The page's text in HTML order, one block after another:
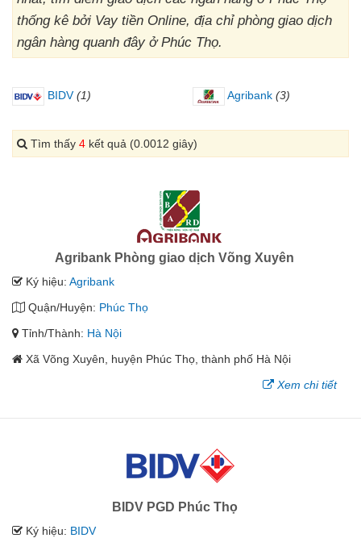
thống kê bởi Vay tiền Online, địa chỉ phòng giao dịch
ngân hàng quanh đây ở Phúc Thọ.
BIDV (1) Agribank (3)
Tìm thấy 4 kết quả (0.0012 giây)
Agribank Phòng giao dịch Võng Xuyên
Ký hiệu: Agribank
Quận/Huyện: Phúc Thọ
Tỉnh/Thành: Hà Nội
Xã Võng Xuyên, huyện Phúc Thọ, thành phố Hà Nội
Xem chi tiết
BIDV PGD Phúc Thọ
Ký hiệu: BIDV